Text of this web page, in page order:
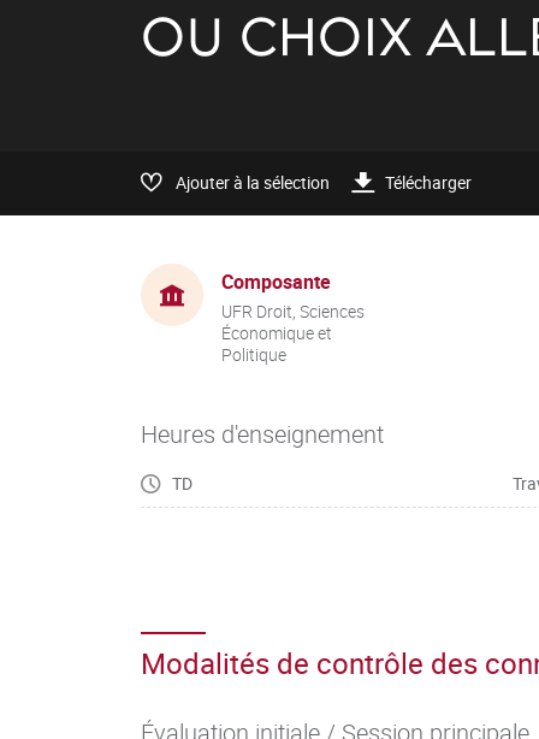
OU CHOIX
Ajouter à la sélection Télécharger
Composante
UFR Droit, Sciences
Économique et
Politique
Heures d'enseignement
TD
Modalités de contrôle des
Évaluation initiale / Session principale